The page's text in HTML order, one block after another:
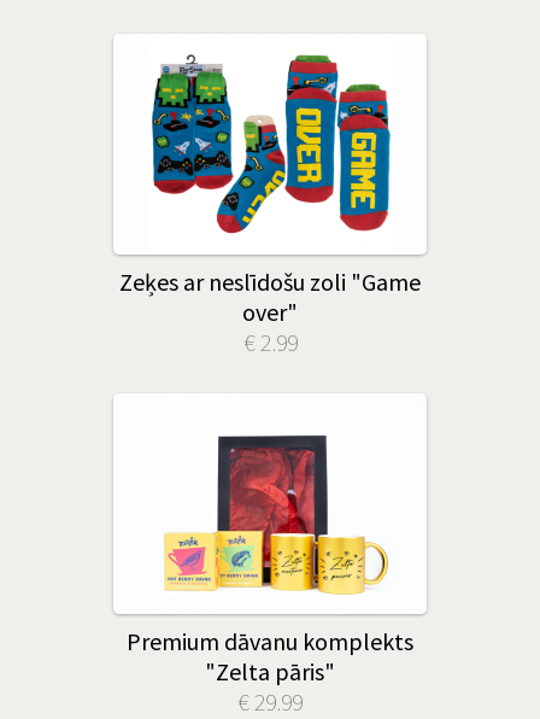
Zeķes ar neslīdošu zoli "Game
over"
€ 2.99
Premium dāvanu komplekts
"Zelta pāris"
€ 29.99